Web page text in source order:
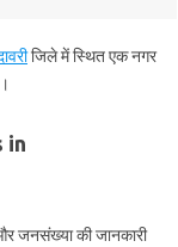
जिले में स्थित एक नगर
in
जनसंख्या की जानकारी